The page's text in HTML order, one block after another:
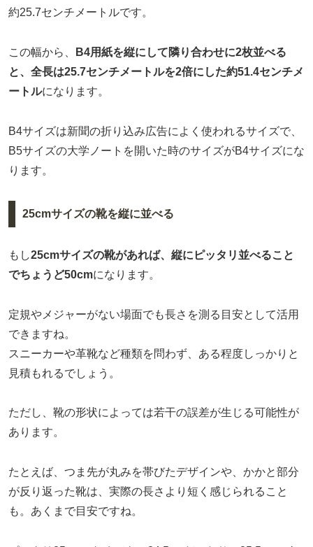
約25.7センチメートルです。
この幅から、
B4用紙を縦にして隣り合わせに2枚並べる
と、全長は25.7センチメートルを2倍にした約51.4センチメ
ートルになります。
B4サイズは新聞の折り込み広告によく使われるサイズで、
B5サイズの大学ノートを開いた時のサイズがB4サイズにな
ります。
25cmサイズの靴を縦に並べる
もし25cmサイズの靴があれば、縦にピッタリ並べること
でちょうど50cmになります。
定規やメジャーがない場面でも長さを測る目安として活用
できますね。
スニーカーや革靴など種類を問わず、ある程度しっかりと
見積もれるでしょう。
ただし、靴の形状によっては若干の誤差が生じる可能性が
あります。
たとえば、つま先が丸みを帯びたデザインや、かかと部分
が反り返った靴は、実際の長さより短く感じられること
も。あくまで目安ですね。